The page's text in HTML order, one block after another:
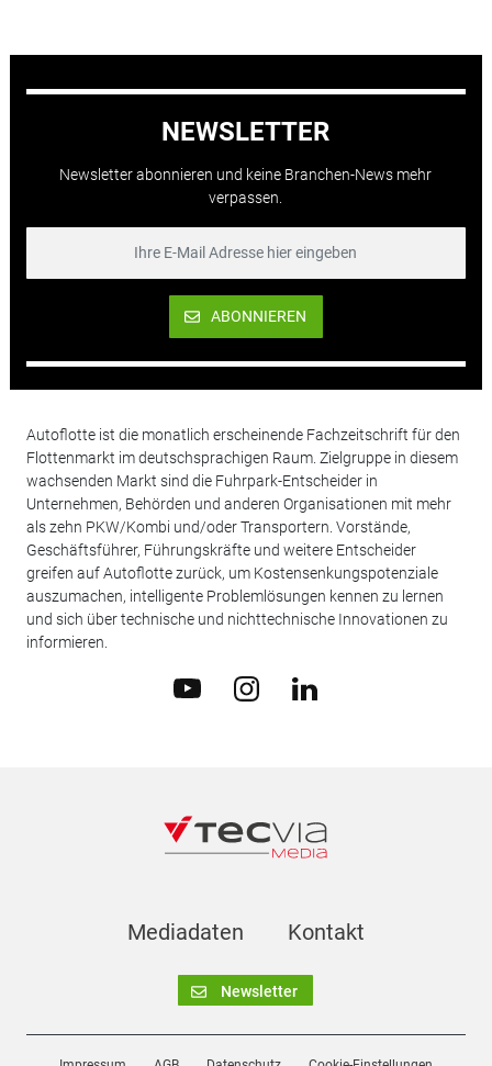
NEWSLETTER
Newsletter abonnieren und keine Branchen-News mehr
verpassen.
ABONNIEREN
Autoflotte ist die monatlich erscheinende Fachzeitschrift für den
Flottenmarkt im deutschsprachigen Raum. Zielgruppe in diesem
wachsenden Markt sind die Fuhrpark-Entscheider in
Unternehmen, Behörden und anderen Organisationen mit mehr
als zehn PKW/Kombi und/oder Transportern. Vorstände,
Geschäftsführer, Führungskräfte und weitere Entscheider
greifen auf Autoflotte zurück, um Kostensenkungspotenziale
auszumachen, intelligente Problemlösungen kennen zu lernen
und sich über technische und nichttechnische Innovationen zu
informieren.
Mediadaten Kontakt
Newsletter